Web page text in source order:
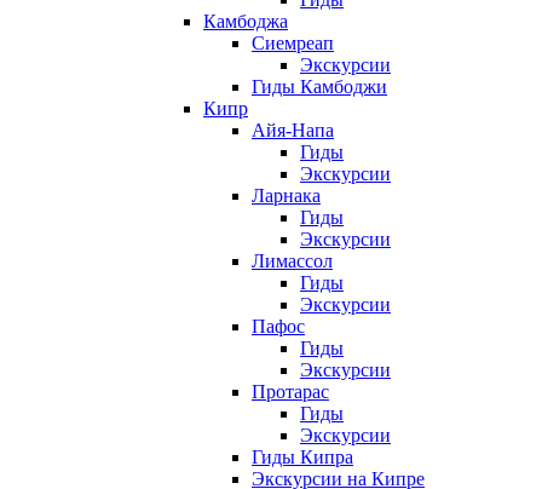
Камбоджа
Сиемреап
Экскурсии
Гиды Камбоджи
Кипр
Айя-Напа
Гиды
Экскурсии
Ларнака
Гиды
Экскурсии
Лимассол
Гиды
Экскурсии
Пафос
Гиды
Экскурсии
Протарас
Гиды
Экскурсии
Гиды Кипра
Экскурсии на Кипре